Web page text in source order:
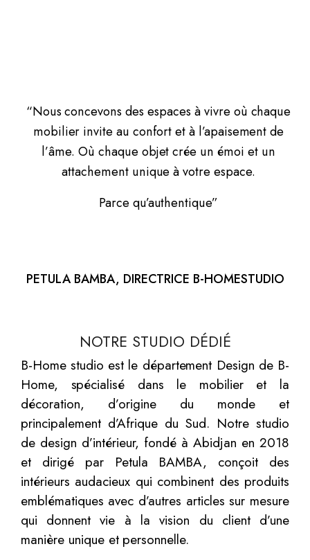
“Nous concevons des espaces à vivre où chaque
mobilier invite au confort et à l’apaisement de
l’âme. Où chaque objet crée un émoi et un
attachement unique à votre espace.
Parce qu’authentique”
PETULA BAMBA, DIRECTRICE B-HOMESTUDIO
NOTRE STUDIO DÉDIÉ
B-Home studio est le département Design de B-
Home, spécialisé dans le mobilier et la
décoration, d’origine du monde et
principalement d’Afrique du Sud. Notre studio
de design d’intérieur, fondé à Abidjan en 2018
et dirigé par Petula BAMBA, conçoit des
intérieurs audacieux qui combinent des produits
emblématiques avec d’autres articles sur mesure
qui donnent vie à la vision du client d’une
manière unique et personnelle.